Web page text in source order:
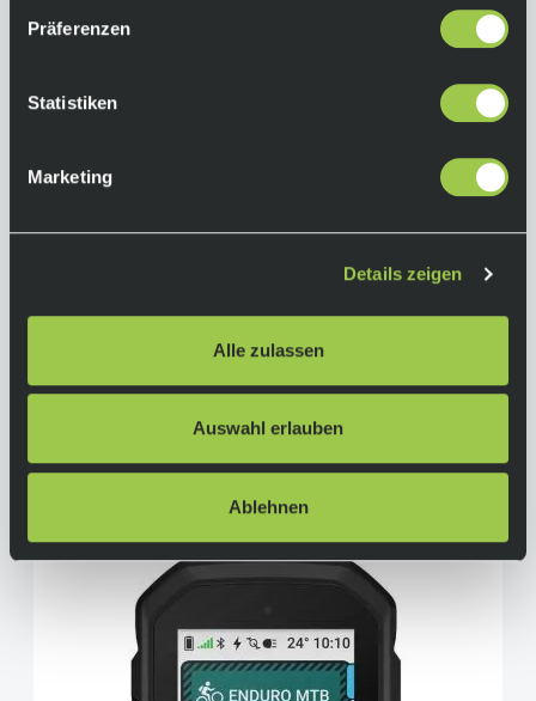
Präferenzen
Statistiken
Marketing
Details zeigen
Alle zulassen
Auswahl erlauben
Ablehnen
Garmin Edge 850 Touchscreen Edition
499,00 € Sale
Lieferzeit: Auf AnfrageIn den Warenkorb